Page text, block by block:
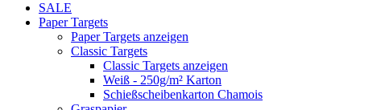
SALE
Paper Targets
Paper Targets anzeigen
Classic Targets
Classic Targets anzeigen
Weiß - 250g/m² Karton
Schießscheibenkarton Chamois